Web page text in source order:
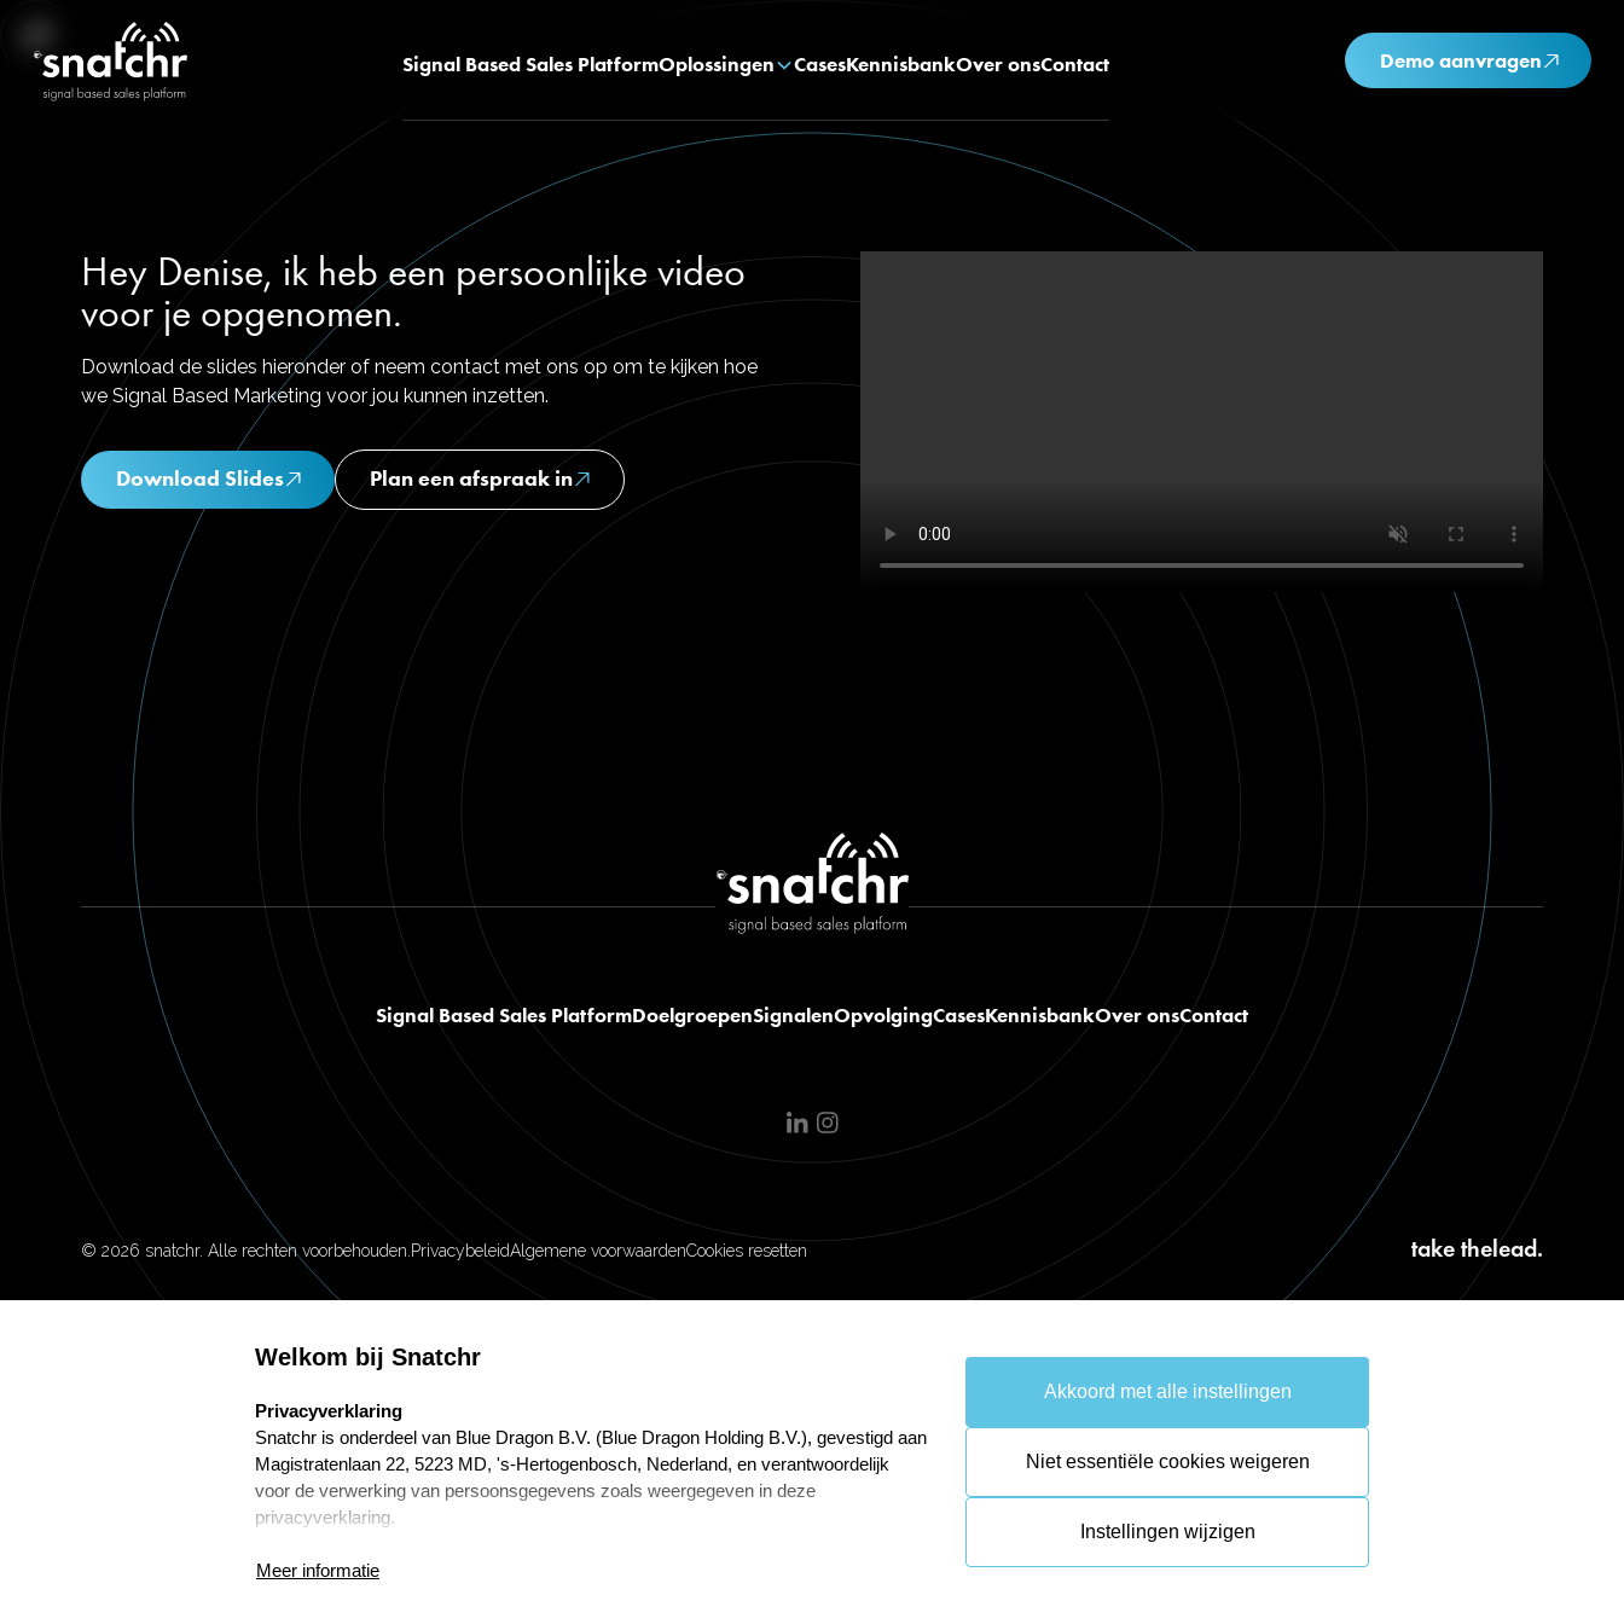
Signal Based Sales PlatformOplossingen CasesKennisbankOver onsContact Demo aanvragen
Hey Denise, ik heb een persoonlijke video
voor je opgenomen.
Download de slides hieronder of neem contact met ons op om te kijken hoe
we Signal Based Marketing voor jou kunnen inzetten.
Download Slides Plan een afspraak in
Signal Based Sales PlatformDoelgroepenSignalenOpvolgingCasesKennisbankOver onsContact
©2026 snatchr. Alle rechten voorbehouden. PrivacybeleidAlgemene voorwaardenCookies resetten take thelead.
Welkom bij Snatchr
select language
Privacyverklaring
Snatchr is onderdeel van Blue Dragon B.V. (Blue Dragon Holding B.V.), gevestigd aan
Magistratenlaan 22, 5223 MD, 's-Hertogenbosch, Nederland, en verantwoordelijk
voor de verwerking van persoonsgegevens zoals weergegeven in deze
privacyverklaring.
Frans Wijnenga is de Functionaris Gegevensbescherming van Blue Dragon Online
Meer informatie
Akkoord met alle instellingen
Niet essentiële cookies weigeren
Instellingen wijzigen